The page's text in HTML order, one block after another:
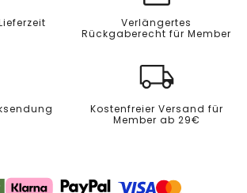
Verlängertes
Rückgaberecht für Member
Kostenfreier Versand für
Member ab 29€